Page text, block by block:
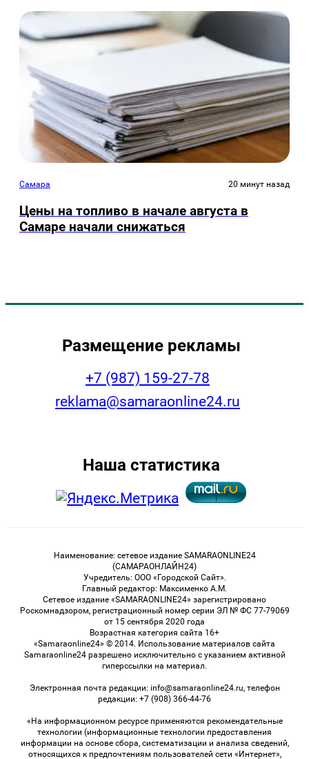
Самара 20 минут назад
Цены на топливо в начале августа в
Самаре начали снижаться
Размещение рекламы
+7 (987) 159-27-78
reklama@samaraonline24.ru
Наша статистика
Наименование: сетевое издание SAMARAONLINE24
(САМАРАОНЛАЙН24)
Учредитель: ООО «Городской Сайт».
Главный редактор: Максименко А.М.
Сетевое издание «SAMARAONLINE24» зарегистрировано
Роскомнадзором, регистрационный номер серии ЭЛ № ФС 77-79069
от 15 сентября 2020 года
Возрастная категория сайта 16+
«Samaraonline24» © 2014. Использование материалов сайта
Samaraonline24 разрешено исключительно с указанием активной
гиперссылки на материал.
Электронная почта редакции: info@samaraonline24.ru, телефон
редакции: +7 (908) 366-44-76
«На информационном ресурсе применяются рекомендательные
технологии (информационные технологии предоставления
информации на основе сбора, систематизации и анализа сведений,
относящихся к предпочтениям пользователей сети «Интернет»,